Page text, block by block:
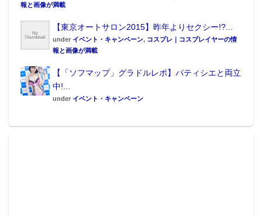
報と画像が満載
【東京オートサロン2015】昨年よりセクシー!?...
under イベント・キャンペーン, コスプレ｜コスプレイヤーの情
報と画像が満載
【「ソフマップ」グラドルレポ】パティシエと両立
中!...
under イベント・キャンペーン